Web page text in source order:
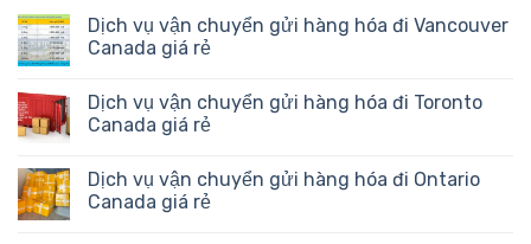
Dịch vụ vận chuyển gửi hàng hóa đi Vancouver
Canada giá rẻ
Dịch vụ vận chuyển gửi hàng hóa đi Toronto
Canada giá rẻ
Dịch vụ vận chuyển gửi hàng hóa đi Ontario
Canada giá rẻ